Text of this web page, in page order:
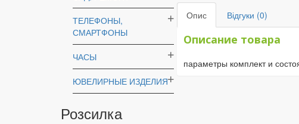
ТЕЛЕФОНЫ,
СМАРТФОНЫ
ЧАСЫ
ЮВЕЛИРНЫЕ ИЗДЕЛИЯ
Розсилка